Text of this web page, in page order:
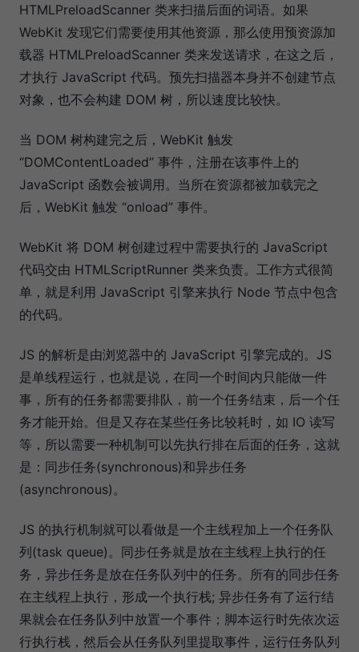
HTMLPreloadScanner 类来扫描后面的词语。如果
WebKit 发现它们需要使用其他资源，那么使用预资源加
载器 HTMLPreloadScanner 类来发送请求，在这之后，
才执行 JavaScript 代码。预先扫描器本身并不创建节点
对象，也不会构建 DOM 树，所以速度比较快。
当 DOM 树构建完之后，WebKit 触发
“DOMContentLoaded” 事件，注册在该事件上的
JavaScript 函数会被调用。当所在资源都被加载完之
后，WebKit 触发 “onload” 事件。
WebKit 将 DOM 树创建过程中需要执行的 JavaScript
代码交由 HTMLScriptRunner 类来负责。工作方式很简
单，就是利用 JavaScript 引擎来执行 Node 节点中包含
的代码。
JS 的解析是由浏览器中的 JavaScript 引擎完成的。JS
是单线程运行，也就是说，在同一个时间内只能做一件
事，所有的任务都需要排队，前一个任务结束，后一个任
务才能开始。但是又存在某些任务比较耗时，如 IO 读写
等，所以需要一种机制可以先执行排在后面的任务，这就
是：同步任务(synchronous)和异步任务
(asynchronous)。
JS 的执行机制就可以看做是一个主线程加上一个任务队
列(task queue)。同步任务就是放在主线程上执行的任
务，异步任务是放在任务队列中的任务。所有的同步任务
在主线程上执行，形成一个执行栈; 异步任务有了运行结
果就会在任务队列中放置一个事件；脚本运行时先依次运
行执行栈，然后会从任务队列里提取事件，运行任务队列